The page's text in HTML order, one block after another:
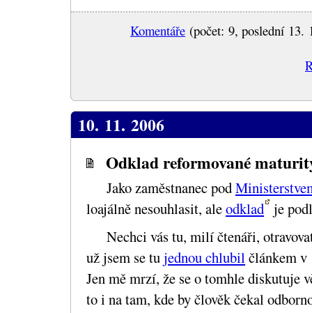
Komentáře (počet: 9, poslední 13.
10. 11. 2006
Odklad reformované
Jako zaměstnanec pod
loajálně nesouhlasit, aleodklad je
Nechci vás tu, milí čtenáři,
už jsem se tujednou chlubil článkem v
Jen mě mrzí, že se o tomhle diskutuje
to i na tam, kde by člověk čekal